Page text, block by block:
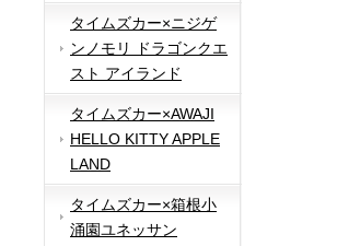
タイムズカー×ニジゲ
ンノモリ ドラゴンクエ
スト アイランド
タイムズカー×AWAJI
HELLO KITTY APPLE
LAND
タイムズカー×箱根小
涌園ユネッサン